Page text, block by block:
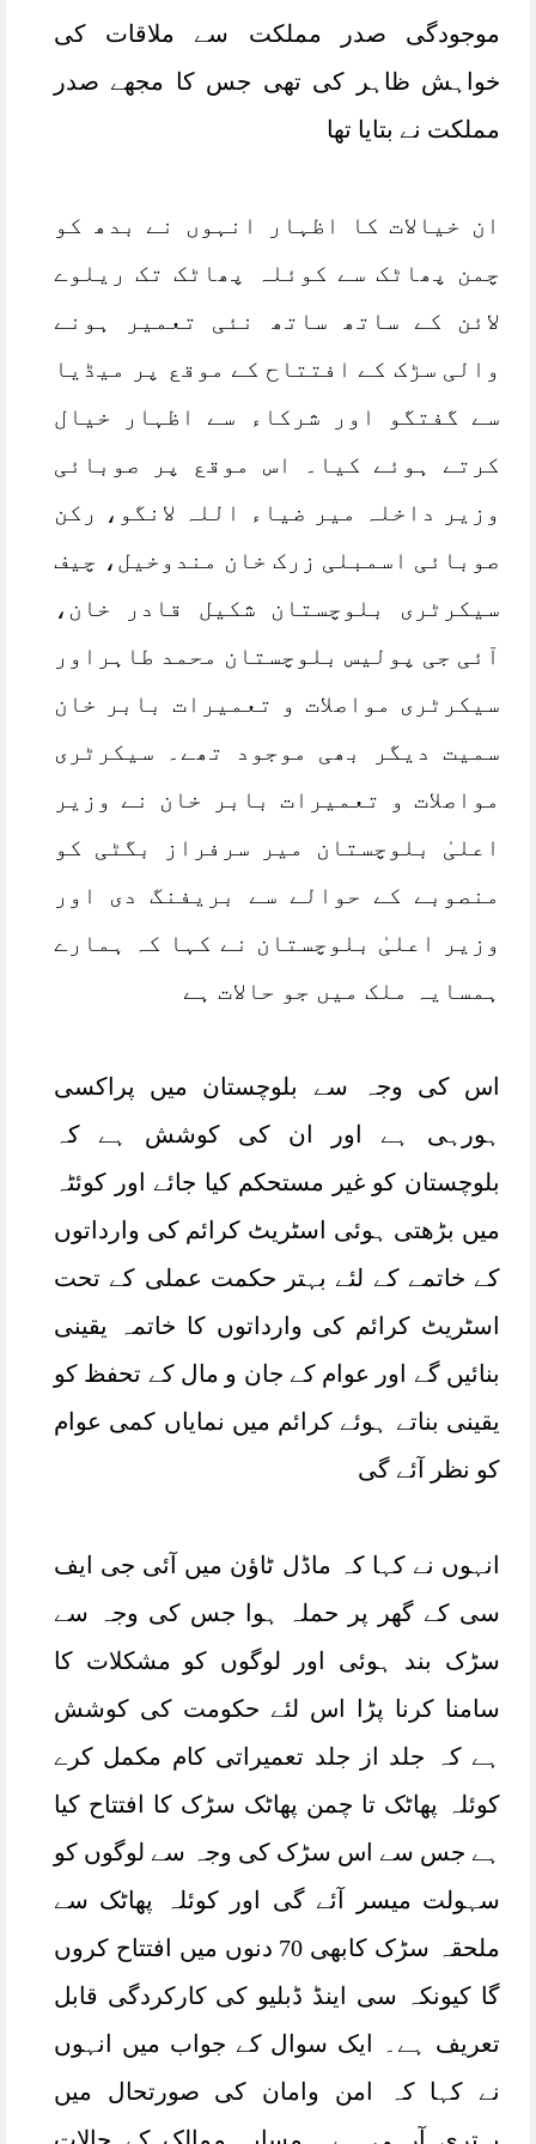
کرنے والے اداروں کی کارکردگی پر سنگین سوالیہ نشان
،سیکیورٹی فورسز کا 'ردالفتنہ 3' کے تحت آپریشن، 12
اور 6 مستونگ میں مارے گئے، دہشت گردوں کے ٹھکانے
کرائے جائیں، آل پارٹیز کانفرنس کا مطالبہ زیارت معاہدے
پر فوری عمل درآمد، سیاسی جماعتوں کو دیوار سے نہ
لگایا جائے، مولانا عبدالواسع
موجودگی صدر مملکت سے ملاقات کی
خواہش ظاہر کی تھی جس کا مجھے صدر
مملکت نے بتایا تھا
ان خیالات کا اظہار انہوں نے بدھ کو
چمن پھاٹک سے کوئلہ پھاٹک تک ریلوے
لائن کے ساتھ ساتھ نئی تعمیر ہونے
والی سڑک کے افتتاح کے موقع پر میڈیا
سے گفتگو اور شرکاء سے اظہار خیال
کرتے ہوئے کیا۔ اس موقع پر صوبائی
وزیر داخلہ میر ضیاء اللہ لانگو، رکن
صوبائی اسمبلی زرک خان مندوخیل، چیف
سیکرٹری بلوچستان شکیل قادر خان،
آئی جی پولیس بلوچستان محمد طاہراور
سیکرٹری مواصلات و تعمیرات بابر خان
سمیت دیگر بھی موجود تھے۔ سیکرٹری
مواصلات و تعمیرات بابر خان نے وزیر
اعلیٰ بلوچستان میر سرفراز بگٹی کو
منصوبے کے حوالے سے بریفنگ دی اور
وزیر اعلیٰ بلوچستان نے کہا کہ ہمارے
ہمسایہ ملک میں جو حالات ہے
اس کی وجہ سے بلوچستان میں پراکسی
ہورہی ہے اور ان کی کوشش ہے کہ
بلوچستان کو غیر مستحکم کیا جائے اور کوئٹہ
میں بڑھتی ہوئی اسٹریٹ کرائم کی وارداتوں
کے خاتمے کے لئے بہتر حکمت عملی کے تحت
اسٹریٹ کرائم کی وارداتوں کا خاتمہ یقینی
بنائیں گے اور عوام کے جان و مال کے تحفظ کو
یقینی بناتے ہوئے کرائم میں نمایاں کمی عوام
کو نظر آئے گی
انہوں نے کہا کہ ماڈل ٹاؤن میں آئی جی ایف
سی کے گھر پر حملہ ہوا جس کی وجہ سے
سڑک بند ہوئی اور لوگوں کو مشکلات کا
سامنا کرنا پڑا اس لئے حکومت کی کوشش
ہے کہ جلد از جلد تعمیراتی کام مکمل کرے
کوئلہ پھاٹک تا چمن پھاٹک سڑک کا افتتاح کیا
ہے جس سے اس سڑک کی وجہ سے لوگوں کو
سہولت میسر آئے گی اور کوئلہ پھاٹک سے
ملحقہ سڑک کابھی 70 دنوں میں افتتاح کروں
گا کیونکہ سی اینڈ ڈبلیو کی کارکردگی قابل
تعریف ہے۔ ایک سوال کے جواب میں انہوں
نے کہا کہ امن وامان کی صورتحال میں